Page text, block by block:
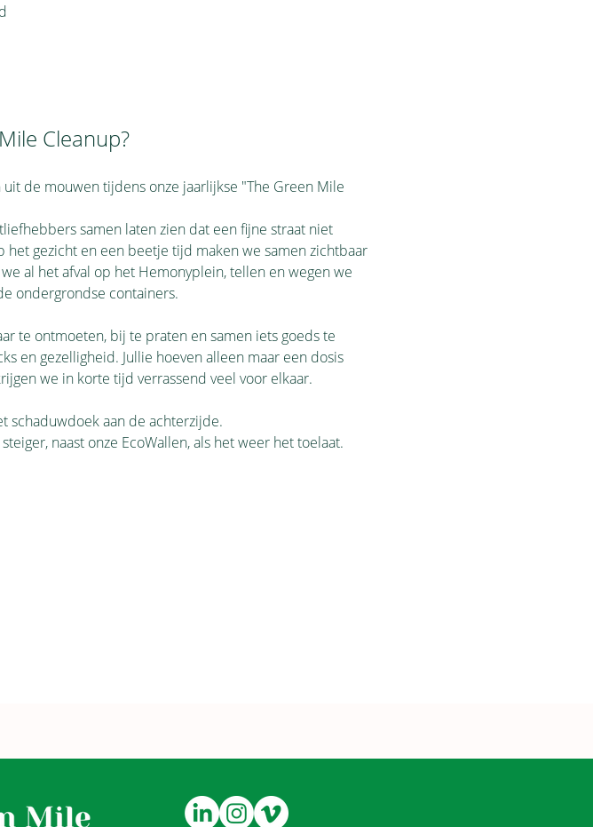
Cleanup?
de mouwen tijdens onze jaarlijkse "The Green Mile
samen laten zien dat een fijne straat niet
gezicht en een beetje tijd maken we samen zichtbaar
al het afval op het Hemonyplein, tellen en wegen we
ondergrondse containers.
te ontmoeten, bij te praten en samen iets goeds te
en gezelligheid. Jullie hoeven alleen maar een dosis
we in korte tijd verrassend veel voor elkaar.
schaduwdoek aan de achterzijde.
naast onze EcoWallen, als het weer het toelaat.